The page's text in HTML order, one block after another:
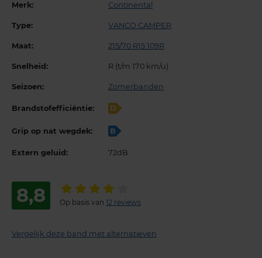
Merk: Continental
Type: VANCO CAMPER
Maat: 215/70 R15 109R
Snelheid: R (t/m 170 km/u)
Seizoen: Zomerbanden
Brandstofefficiëntie: D
Grip op nat wegdek: B
Extern geluid: 72dB
8,8 Op basis van 12 reviews
Vergelijk deze band met alternatieven